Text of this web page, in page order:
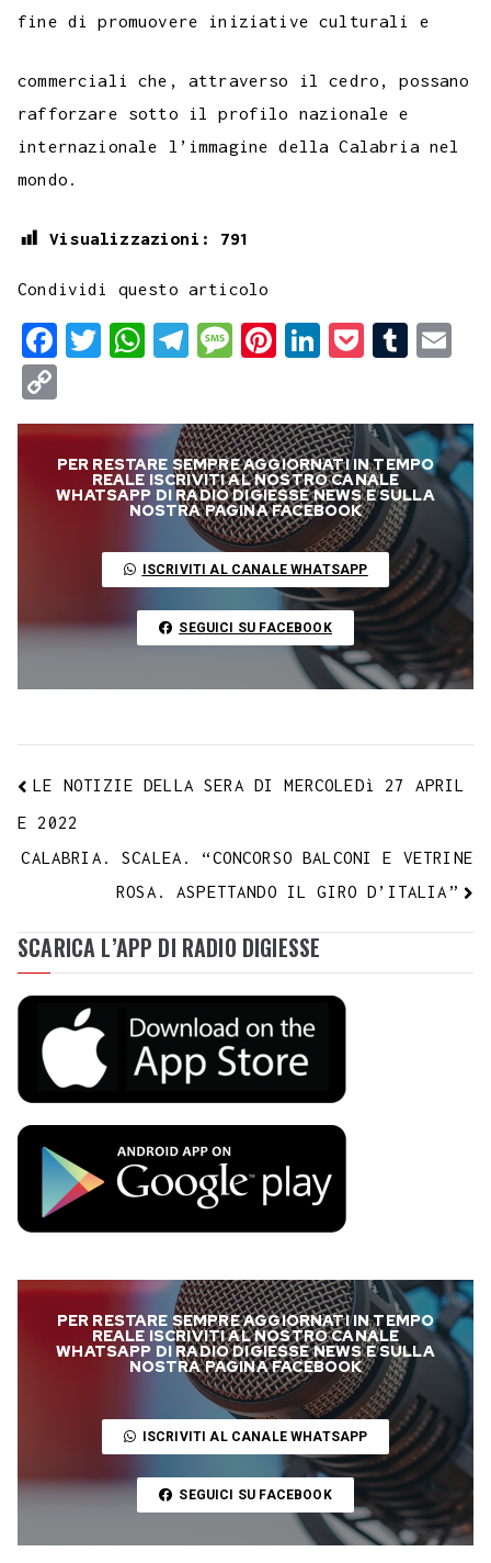
fine di promuovere iniziative culturali e
commerciali che, attraverso il cedro, possano
rafforzare sotto il profilo nazionale e
internazionale l’immagine della Calabria nel
mondo.
Visualizzazioni: 791
Condividi questo articolo
F
e
b
T
t
t
r
W
t
s
A
p
p
T
e
g
r
a
m
M
s
a
g
e
P
t
e
r
e
s
t
L
k
e
d
I
n
k
e
t
T
b
l
r
i
l
o
p
y
k
PER RESTARE SEMPRE AGGIORNATI IN TEMPO
REALE ISCRIVITI AL NOSTRO CANALE
WHATSAPP DI RADIO DIGIESSE NEWS E SULLA
NOSTRA PAGINA FACEBOOK
ISCRIVITI AL CANALE WHATSAPP
SEGUICI SU FACEBOOK
LE NOTIZIE DELLA SERA DI MERCOLEDì 27 APRIL
E 2022
CALABRIA. SCALEA. “CONCORSO BALCONI E VETRINE
ROSA. ASPETTANDO IL GIRO D’ITALIA”
SCARICA L’APP DI RADIO DIGIESSE
PER RESTARE SEMPRE AGGIORNATI IN TEMPO
REALE ISCRIVITI AL NOSTRO CANALE
WHATSAPP DI RADIO DIGIESSE NEWS E SULLA
NOSTRA PAGINA FACEBOOK
ISCRIVITI AL CANALE WHATSAPP
SEGUICI SU FACEBOOK